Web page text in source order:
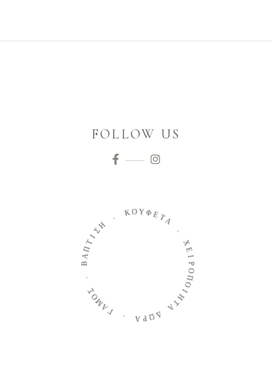
FOLLOW US
Γ
Α
Μ
Ο
Β
Α
Π
Τ
Ι
Σ
Η
Κ ΟΥΦΕΤΑ
Χ
Ε
Ι
Ρ
Ο
Π
Ο
Ι
Η
Τ
Α
Δ
Ω
Ρ
Α